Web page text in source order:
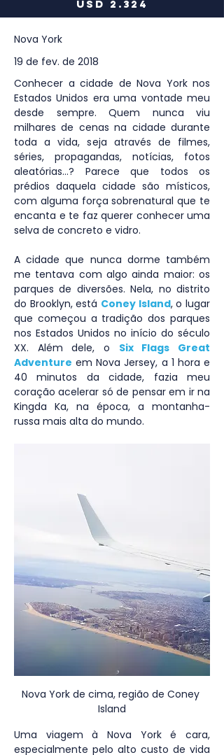
USD 2.324
Nova York
19 de fev. de 2018
Conhecer a cidade de Nova York nos
Estados Unidos era uma vontade meu
desde sempre. Quem nunca viu
milhares de cenas na cidade durante
toda a vida, seja através de filmes,
séries, propagandas, notícias, fotos
aleatórias…? Parece que todos os
prédios daquela cidade são místicos,
com alguma força sobrenatural que te
encanta e te faz querer conhecer uma
selva de concreto e vidro.
A cidade que nunca dorme também
me tentava com algo ainda maior: os
parques de diversões. Nela, no distrito
do Brooklyn, está Coney Island, o lugar
que começou a tradição dos parques
nos Estados Unidos no início do século
XX. Além dele, o Six Flags Great
Adventure em Nova Jersey, a 1 hora e
40 minutos da cidade, fazia meu
coração acelerar só de pensar em ir na
Kingda Ka, na época, a montanha-
russa mais alta do mundo.
Nova York de cima, região de Coney
Island
Uma viagem à Nova York é cara,
especialmente pelo alto custo de vida